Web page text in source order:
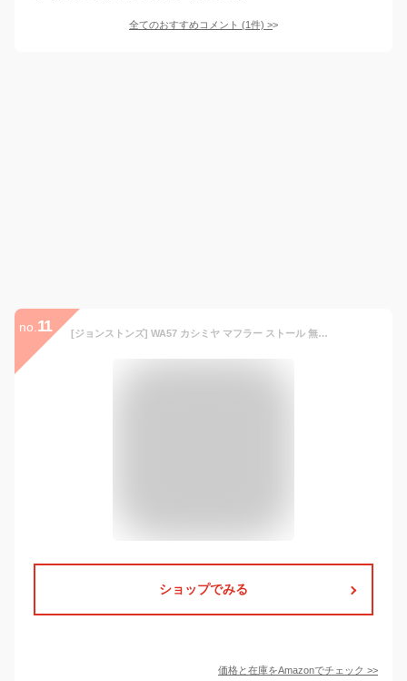
全てのおすすめコメント (1件) >
no. 11 [ジョンストンズ] WA57 カシミヤ マフラー ストール 無地 カラー9色 SD7330/DarkNavy / [並行輸入品]
ショップでみる
価格と在庫をAmazonでチェック >>